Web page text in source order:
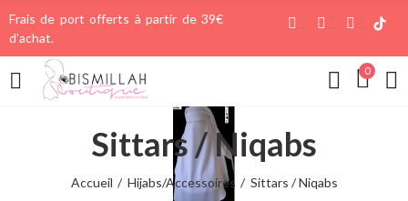
Frais de port offerts à partir de 39€
d'achat.
0
Sittars / Niqabs
Accueil Hijabs/Accessoires Sittars / Niqabs